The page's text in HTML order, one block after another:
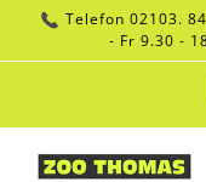
Inhalt
springen
Telefon 02103.
- Fr 9.30 -